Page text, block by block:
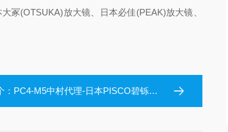
冢(OTSUKA)放大镜、日本必佳(PEAK)放大镜、
： PC4-M5中村代理-日本PISCO碧铄科直通管接头标准型